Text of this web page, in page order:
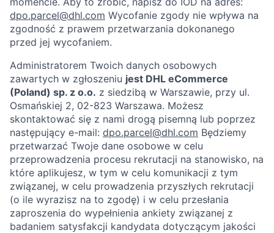
dpo.parcel@dhl.com Wycofanie zgody nie wpływa na
zgodność z prawem przetwarzania dokonanego
przed jej wycofaniem.
Administratorem Twoich danych osobowych
zawartych w zgłoszeniu jest DHL eCommerce
(Poland) sp. z o.o. z siedzibą w Warszawie, przy ul.
Osmańskiej 2, 02-823 Warszawa. Możesz
skontaktować się z nami drogą pisemną lub poprzez
następujący e-mail: dpo.parcel@dhl.com Będziemy
przetwarzać Twoje dane osobowe w celu
przeprowadzenia procesu rekrutacji na stanowisko, na
które aplikujesz, w tym w celu komunikacji z tym
związanej, w celu prowadzenia przyszłych rekrutacji
(o ile wyrazisz na to zgodę) i w celu przesłania
zaproszenia do wypełnienia ankiety związanej z
badaniem satysfakcji kandydata dotyczącym jakości